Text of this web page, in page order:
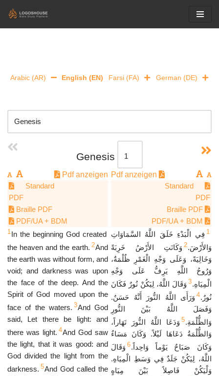
Arabic (AR) English (EN) Farsi (FA) German (DE)
Genesis
Pdf anzeigen
Standard
PDF
Braille PDF
PDF/UA + BDM
1In the beginning God created
the heaven and the earth. 2And
the earth was without form, and
void; and darkness was upon
the face of the deep. And the
Spirit of God moved upon the
face of the waters. 3And God
said, Let there be light: and
there was light. 4And God saw
the light, that it was good: and
God divided the light from the
darkness. 5And God called the
Standard
PDF
1 فِي الْبَدْءِ خَلَقَ اللَّهُ السَّمَاوَاتِ
وَالأَرْضَ.2 وَكَانَتِ الأَرْضُ خَرِبَةً
وَخَالِيَةً، وَعَلَى وَجْهِ الْغَمْرِ ظُلْمَةٌ،
وَرُوحُ اللَّهِ يَرِفُّ عَلَى وَجْهِ
الْمِيَاهِ.3 وَقَالَ اللَّهُ، لِيَكُنْ نُورٌ فَكَانَ
نُورٌ.4 وَرَأَى اللَّهُ النُّورَ أَنَّهُ حَسَنٌ.
وَفَصَلَ اللَّهُ بَيْنَ النُّورِ
وَالظُّلْمَةِ.5 وَدَعَا اللَّهُ النُّورَ نَهَاراً،
وَالظُّلْمَةُ دَعَاهَا لَيْلاً. وَكَانَ مَسَاءٌ
وَكَانَ صَبَاحٌ يَوْماً وَاحِداً.6 وَقَالَ
اللَّهُ، لِيَكُنْ جَلَدٌ فِي وَسَطِ الْمِيَاهِ.
وَلْيَكُنْ فَاصِلاً بَيْنَ مِيَاهٍ